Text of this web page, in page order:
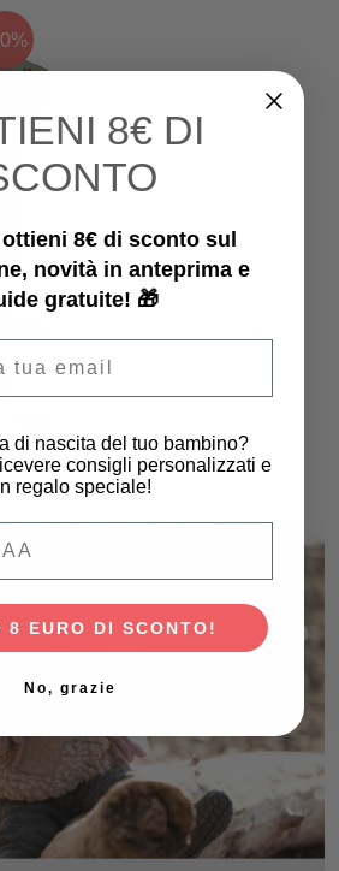
Bio
8€ DI
8€ di sconto sul
novità in anteprima e
gratuite! 🎁
di nascita del tuo bambino?
consigli personalizzati e
regalo speciale!
8 EURO DI SCONTO!
No, grazie